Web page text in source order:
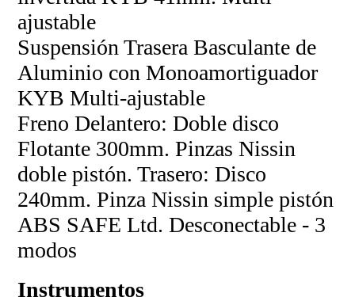
ajustable
Suspensión Trasera Basculante de
Aluminio con Monoamortiguador
KYB Multi-ajustable
Freno Delantero: Doble disco
Flotante 300mm. Pinzas Nissin
doble pistón. Trasero: Disco
240mm. Pinza Nissin simple pistón
ABS SAFE Ltd. Desconectable - 3
modos
Instrumentos